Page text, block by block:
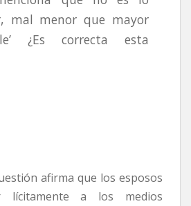
mal menor que mayor
¿Es correcta esta
afirma que los esposos
lícitamente a los medios